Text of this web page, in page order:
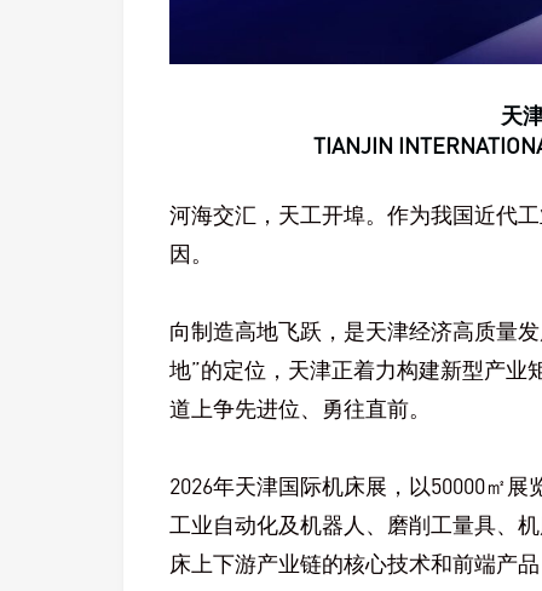
天
TIANJIN
河海交汇，天工开埠。作为我国近代
因。
向制造高地飞跃，是天津经济高质量
地”的定位，天津正着力构建新型产业
道上争先进位、勇往直前。
2026年天津国际机床展，以50000㎡
工业自动化及机器人、磨削工量具、
床上下游产业链的核心技术和前端产